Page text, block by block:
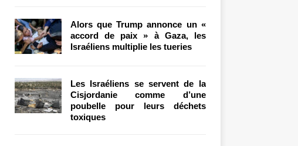
Alors que Trump annonce un «
accord de paix » à Gaza, les
Israéliens multiplie les tueries
Les Israéliens se servent de la
Cisjordanie comme d’une
poubelle pour leurs déchets
toxiques